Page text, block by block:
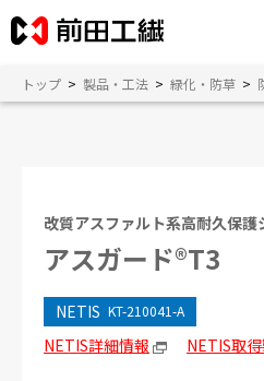
トップ > 製品・工法 > 緑化・防草 >
改質アスファルト系高耐久保護
アスガード®T3
NETIS KT-210041-A
NETIS詳細情報 NETIS取